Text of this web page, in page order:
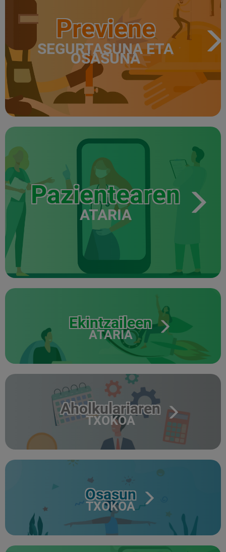
Previene
SEGURTASUNA ETA
OSASUNA
Pazientearen
ATARIA
Ekintzaileen
ATARIA
Aholkulariaren
TXOKOA
Osasun
TXOKOA